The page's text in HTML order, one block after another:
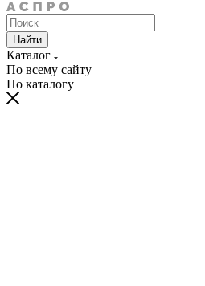
Найти
Каталог
По всему сайту
По каталогу